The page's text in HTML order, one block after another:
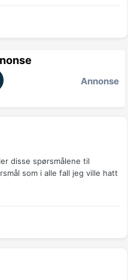
Annonse
disse spørsmålene til
som i alle fall jeg ville hatt